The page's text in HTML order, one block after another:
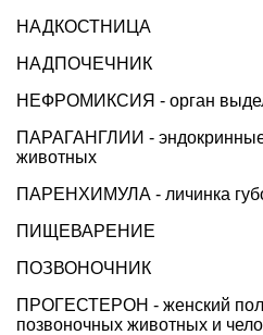
НАДКОСТНИЦА
НАДПОЧЕЧНИК
НЕФРОМИКСИЯ - орган
ПАРАГАНГЛИИ -
животных
ПАРЕНХИМУЛА - личинка
ПИЩЕВАРЕНИЕ
ПОЗВОНОЧНИК
ПРОГЕСТЕРОН - женский
позвоночных животных и